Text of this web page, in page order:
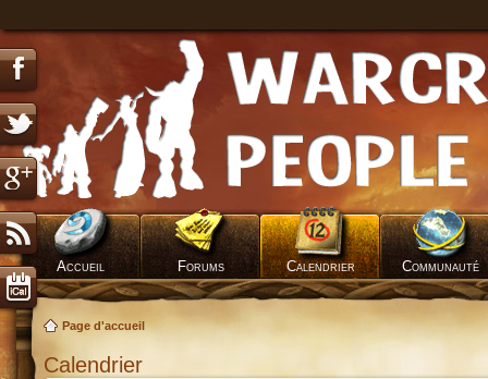
Accueil Forums Calendrier Communauté
Page d'accueil
Calendrier